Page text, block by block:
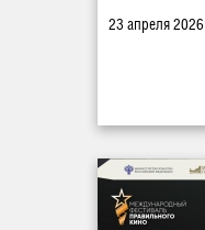
23 апреля 2026